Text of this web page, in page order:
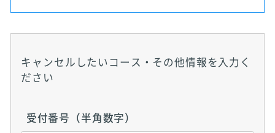
キャンセルしたいコース・その他情報を入力く
ださい
受付番号（半角数字）